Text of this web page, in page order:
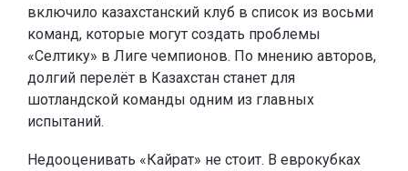
включило казахстанский клуб в список из восьми
команд, которые могут создать проблемы
«Селтику» в Лиге чемпионов. По мнению авторов,
долгий перелёт в Казахстан станет для
шотландской команды одним из главных
испытаний.
Недооценивать «Кайрат» не стоит. В еврокубках